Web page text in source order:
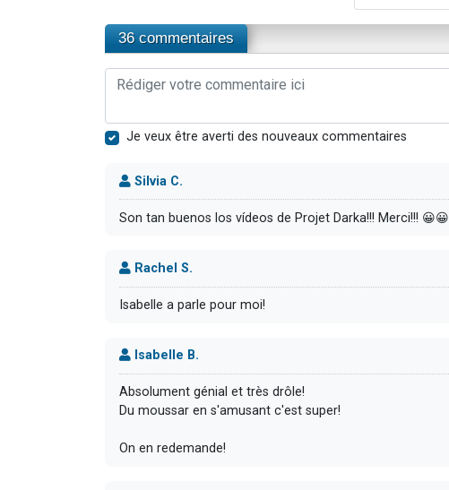
36 commentaires
Je veux être averti des nouveaux commentaires
Silvia C.
Son tan buenos los vídeos de Projet Darka!!! Merci!!! 😀😀
Rachel S.
Isabelle a parle pour moi!
Isabelle B.
Absolument génial et très drôle!
Du moussar en s'amusant c'est super!
On en redemande!